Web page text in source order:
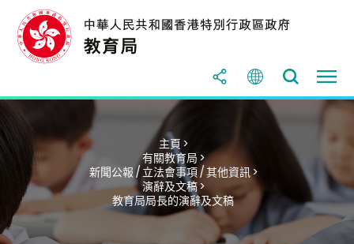
主頁 >
有關教育局 >
新聞公報 / 立法會事項 / 其他資訊 >
演辭及文稿 >
教育局局長的演辭及文稿